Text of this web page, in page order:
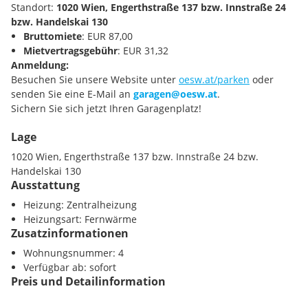
Standort: 1020 Wien, Engerthstraße 137 bzw. Innstraße 24
bzw. Handelskai 130
Bruttomiete: EUR 87,00
Mietvertragsgebühr: EUR 31,32
Anmeldung:
Besuchen Sie unsere Website unter oesw.at/parken oder
senden Sie eine E-Mail an garagen@oesw.at.
Sichern Sie sich jetzt Ihren Garagenplatz!
Lage
1020 Wien, Engerthstraße 137 bzw. Innstraße 24 bzw.
Handelskai 130
Ausstattung
Heizung: Zentralheizung
Heizungsart: Fernwärme
Zusatzinformationen
Wohnungsnummer: 4
Verfügbar ab: sofort
Preis und Detailinformation